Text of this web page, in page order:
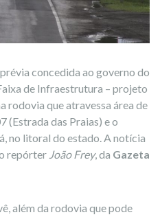
concedida ao governo do
de Infraestrutura – projeto
rodovia que atravessa área de
(Estrada das Praias) e o
no litoral do estado. A notícia
repórter João Frey, da Gazeta
além da rodovia que pode